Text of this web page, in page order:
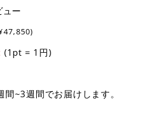
ュー
(1pt = 1円)
~3週間でお届けします。